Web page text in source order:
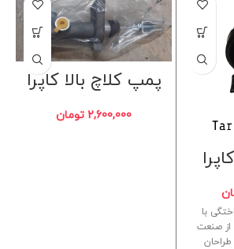
با
از صنعت
پمپ کلاچ بالا کاپرا
2,600,000 تومان